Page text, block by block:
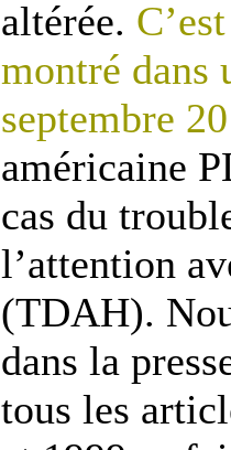
altérée.
montré dans
septembre
américaine
cas du
l’attention
(TDAH).
dans la
tous les